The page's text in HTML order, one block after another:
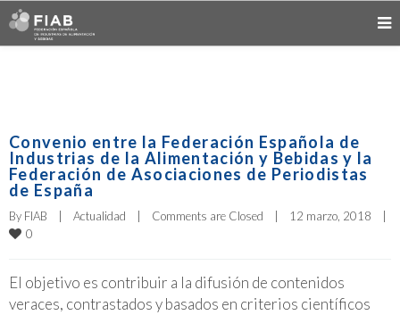
Convenio entre la Federación Española de
Industrias de la Alimentación y Bebidas y la
Federación de Asociaciones de Periodistas
de España
By FIAB Actualidad Comments are Closed 12 marzo, 2018
0
El objetivo es contribuir a la difusión de contenidos
veraces, contrastados y basados en criterios científicos